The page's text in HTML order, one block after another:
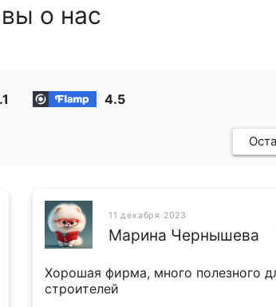
о нас
4.5
11 декабря 2023
Марина Чернышева
Хорошая фирма, много полезного
строителей